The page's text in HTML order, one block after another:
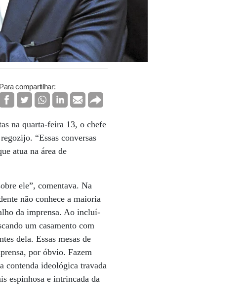
Para compartilhar:
na quarta-feira 13, o chefe
“Essas conversas
atua na área de
ele”, comentava. Na
não conhece a maioria
da imprensa. Ao incluí-
um casamento com
dela. Essas mesas de
por óbvio. Fazem
contenda ideológica travada
espinhosa e intrincada da